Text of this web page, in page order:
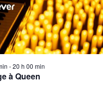
-20 h 00 min
à Queen